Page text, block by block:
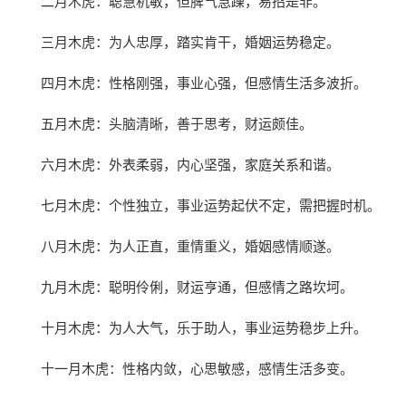
三月木虎：为人忠厚，踏实肯干，婚姻运势稳定。
四月木虎：性格刚强，事业心强，但感情生活多波折。
五月木虎：头脑清晰，善于思考，财运颇佳。
六月木虎：外表柔弱，内心坚强，家庭关系和谐。
七月木虎：个性独立，事业运势起伏不定，需把握时机。
八月木虎：为人正直，重情重义，婚姻感情顺遂。
九月木虎：聪明伶俐，财运亨通，但感情之路坎坷。
十月木虎：为人大气，乐于助人，事业运势稳步上升。
十一月木虎：性格内敛，心思敏感，感情生活多变。